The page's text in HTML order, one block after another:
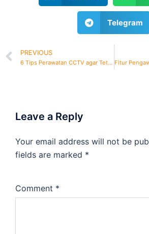
Telegram
PREVIOUS
6 Tips Perawatan CCTV agar Tetap Optimal
Leave a Reply
Your email address will not be
fields are marked *
Comment *